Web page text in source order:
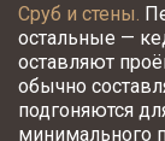
Сруб и стены.
остальные —
оставляют
обычно
подгоняются
минимального